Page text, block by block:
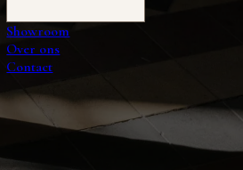
Showroom
Over ons
Contact